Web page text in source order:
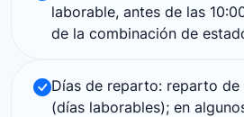
laborable, antes de las
de la combinación de
Días de reparto: reparto de
(días laborables); en